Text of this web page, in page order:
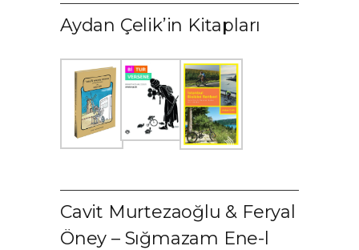
Aydan Çelik’in Kitapları
Cavit Murtezaoğlu & Feryal
Öney – Sığmazam Ene-l